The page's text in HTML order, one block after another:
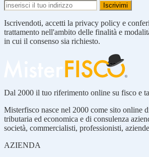
Iscrivendoti, accetti la privacy policy e
trattamento nell'ambito delle finalità e
in cui il consenso sia richiesto.
Dal 2000 il tuo riferimento online su fisco e
Misterfisco nasce nel 2000 come sito online
tributaria ed economica e di consulenza
società, commercialisti, professionisti,
AZIENDA